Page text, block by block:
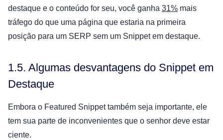
destaque e o conteúdo for seu, você ganha 31% mais
tráfego do que uma página que estaria na primeira
posição para um SERP sem um Snippet em destaque.
1.5. Algumas desvantagens do Snippet em
Destaque
Embora o Featured Snippet também seja importante, ele
tem sua parte de inconvenientes que o senhor deve estar
ciente.